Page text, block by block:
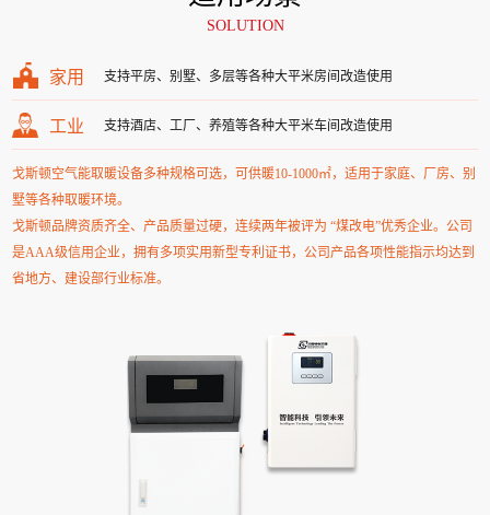
SOLUTION
家用 支持平房、别墅、多层等各种大平米房间改造使用
工业 支持酒店、工厂、养殖等各种大平米车间改造使用
戈斯顿空气能取暖设备多种规格可选，可供暖10-1000㎡，适用于家庭、厂房、别
墅等各种取暖环境。
戈斯顿品牌资质齐全、产品质量过硬，连续两年被评为 “煤改电”优秀企业。公司
是AAA级信用企业，拥有多项实用新型专利证书，公司产品各项性能指示均达到
省地方、建设部行业标准。